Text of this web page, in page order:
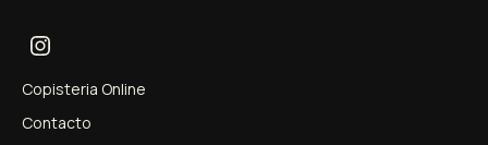
Copisteria Online
Contacto